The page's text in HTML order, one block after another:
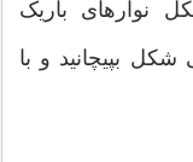
نوارهای باريک
بپيچانيد و با